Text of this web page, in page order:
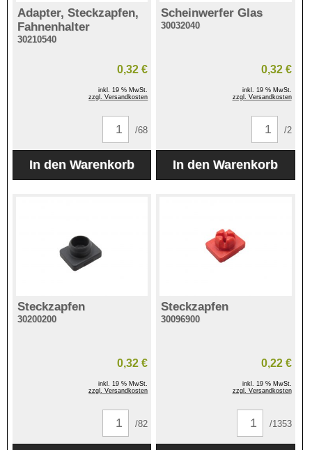
Adapter, Steckzapfen,
Fahnenhalter
30210540
0,32 €
inkl. 19 % MwSt.
zzgl. Versandkosten
/68
Scheinwerfer Glas
30032040
0,32 €
inkl. 19 % MwSt.
zzgl. Versandkosten
/2
Steckzapfen
30200200
0,32 €
inkl. 19 % MwSt.
zzgl. Versandkosten
/82
Steckzapfen
30096900
0,22 €
inkl. 19 % MwSt.
zzgl. Versandkosten
/1353